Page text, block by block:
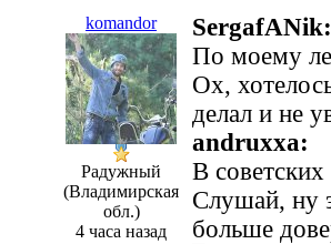
komandor
Радужный
(Владимирская
обл.)
4 часа назад
SergafANik:
По моему
Ох,
делал и не
andruxxa:
В
Слушай, ну
больше